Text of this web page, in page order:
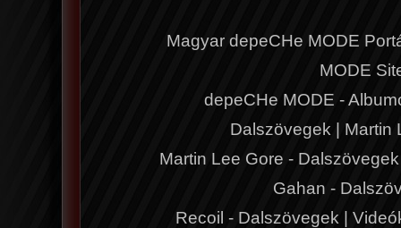
Magyar depeCHe MODE
MODE
depeCHe MODE -
Dalszövegek
Martin
Martin Lee Gore - Dalszövegek
Gahan -
Recoil - Dalszövegek